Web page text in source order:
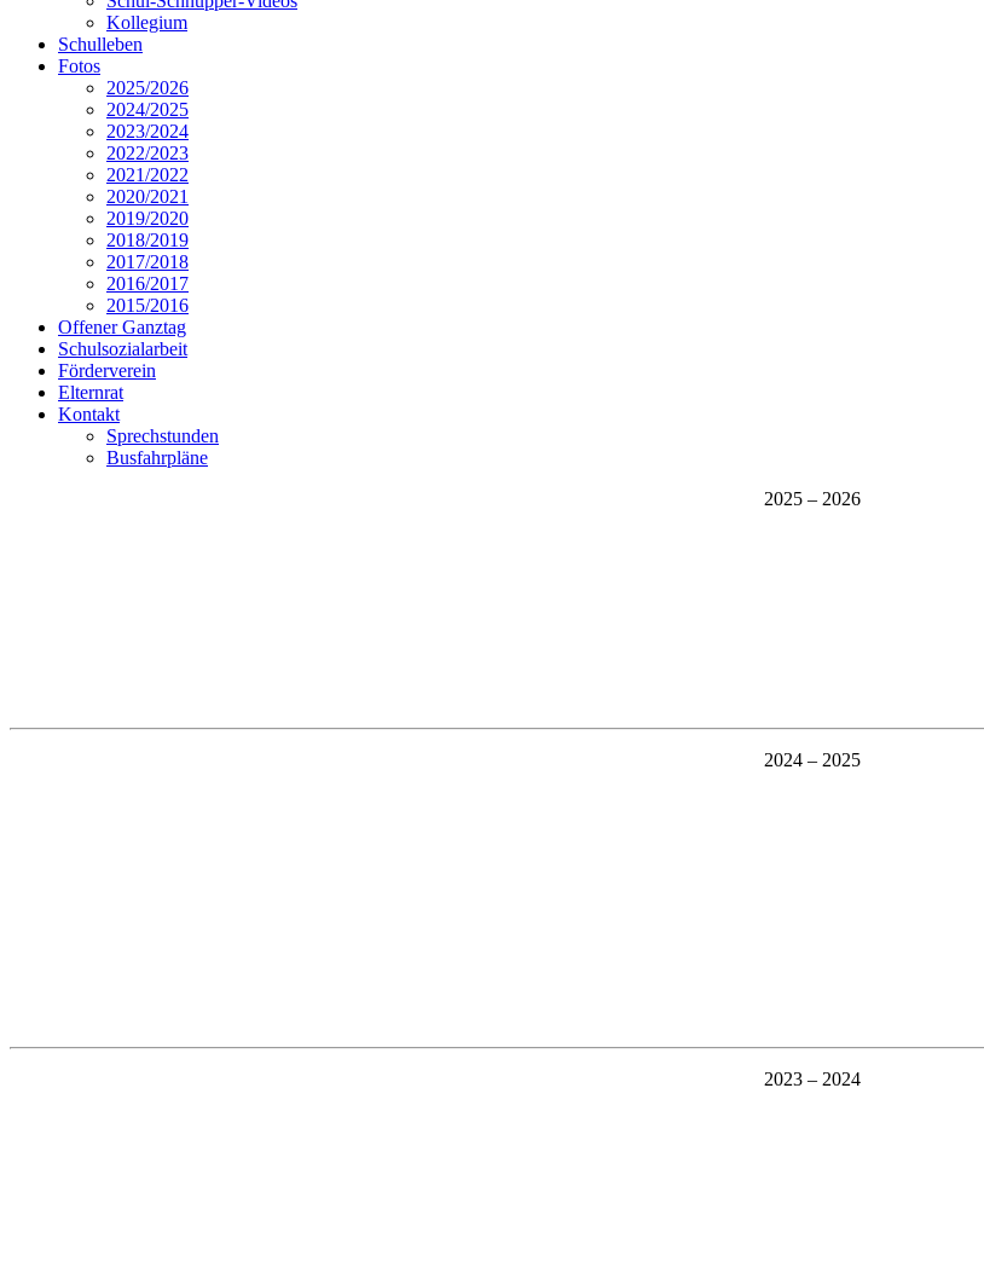
Kollegium
Schulleben
Fotos
2025/2026
2024/2025
2023/2024
2022/2023
2021/2022
2020/2021
2019/2020
2018/2019
2017/2018
2016/2017
2015/2016
Offener Ganztag
Schulsozialarbeit
Förderverein
Elternrat
Kontakt
Sprechstunden
Busfahrpläne
2025 – 2026
2024 – 2025
2023 – 2024